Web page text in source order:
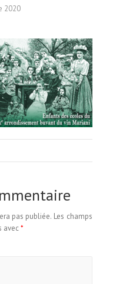
2020
pas publiée. Les champs
avec*